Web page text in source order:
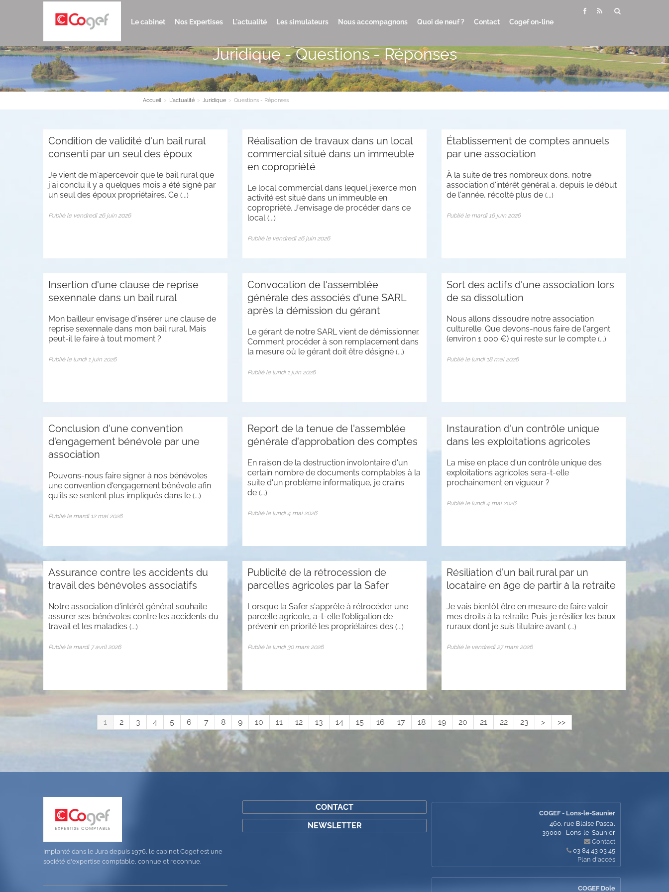
Le cabinet Nos Expertises L'actualité Les simulateurs Nous accompagnons Quoi de neuf ? Contact Cogef on-line
Juridique - Questions - Réponses
Accueil > L'actualité > Juridique > Questions - Réponses
Condition de validité d'un bail rural
consenti par un seul des époux
Je vient de m'apercevoir que le bail rural que
j'ai conclu il y a quelques mois a été signé par
un seul des époux propriétaires. Ce (...)
Publié le vendredi 26 juin 2026
Réalisation de travaux dans un local
commercial situé dans un immeuble
en copropriété
Le local commercial dans lequel j'exerce mon
activité est situé dans un immeuble en
copropriété. J'envisage de procéder dans ce
local (...)
Publié le vendredi 26 juin 2026
Établissement de comptes annuels
par une association
À la suite de très nombreux dons, notre
association d'intérêt général a, depuis le début
de l'année, récolté plus de (...)
Publié le mardi 16 juin 2026
Insertion d'une clause de reprise
sexennale dans un bail rural
Mon bailleur envisage d'insérer une clause de
reprise sexennale dans mon bail rural. Mais
peut-il le faire à tout moment ?
Publié le lundi 1 juin 2026
Convocation de l'assemblée
générale des associés d'une SARL
après la démission du gérant
Le gérant de notre SARL vient de démissionner.
Comment procéder à son remplacement dans
la mesure où le gérant doit être désigné (...)
Publié le lundi 1 juin 2026
Sort des actifs d'une association lors
de sa dissolution
Nous allons dissoudre notre association
culturelle. Que devons-nous faire de l'argent
(environ 1 000 €) qui reste sur le compte (...)
Publié le lundi 18 mai 2026
Conclusion d'une convention
d'engagement bénévole par une
association
Pouvons-nous faire signer à nos bénévoles
une convention d'engagement bénévole afin
qu'ils se sentent plus impliqués dans le (...)
Publié le mardi 12 mai 2026
Report de la tenue de l'assemblée
générale d'approbation des comptes
En raison de la destruction involontaire d'un
certain nombre de documents comptables à la
suite d'un problème informatique, je crains
de (...)
Publié le lundi 4 mai 2026
Instauration d'un contrôle unique
dans les exploitations agricoles
La mise en place d'un contrôle unique des
exploitations agricoles sera-t-elle
prochainement en vigueur ?
Publié le lundi 4 mai 2026
Assurance contre les accidents du
travail des bénévoles associatifs
Notre association d'intérêt général souhaite
assurer ses bénévoles contre les accidents du
travail et les maladies (...)
Publié le mardi 7 avril 2026
Publicité de la rétrocession de
parcelles agricoles par la Safer
Lorsque la Safer s'apprête à rétrocéder une
parcelle agricole, a-t-elle l'obligation de
prévenir en priorité les propriétaires des (...)
Publié le lundi 30 mars 2026
Résiliation d'un bail rural par un
locataire en âge de partir à la retraite
Je vais bientôt être en mesure de faire valoir
mes droits à la retraite. Puis-je résilier les baux
ruraux dont je suis titulaire avant (...)
Publié le vendredi 27 mars 2026
1 2 3 4 5 6 7 8 9 10 11 12 13 14 15 16 17 18 19 20 21 22 23 > >>
Implanté dans le Jura depuis 1976, le cabinet Cogef est une
société d'expertise comptable, connue et reconnue.
CONTACT
NEWSLETTER
COGEF - Lons-le-Saunier
460, rue Blaise Pascal
39000
Lons-le-Saunier
Contact
03 84 43 03 45
Plan d'accès
COGEF Dole